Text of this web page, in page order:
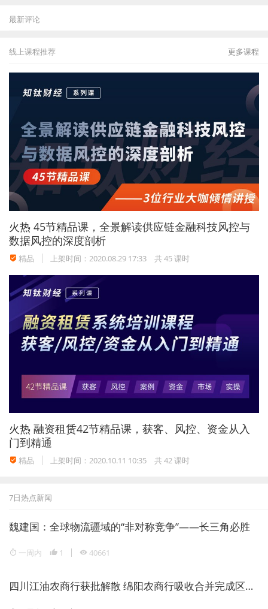
最新评论
线上课程推荐 更多课程
火热 45节精品课，全景解读供应链金融科技风控与
数据风控的深度剖析
精品 上架时间：2020.08.29 17:33 共 45 课时
火热 融资租赁42节精品课，获客、风控、资金从入
门到精通
精品 上架时间：2020.10.11 10:35 共 42 课时
7日热点新闻
魏建国：全球物流疆域的“非对称竞争”——长三角必胜
一周内 1 40661
四川江油农商行获批解散 绵阳农商行吸收合并完成区域银行整合